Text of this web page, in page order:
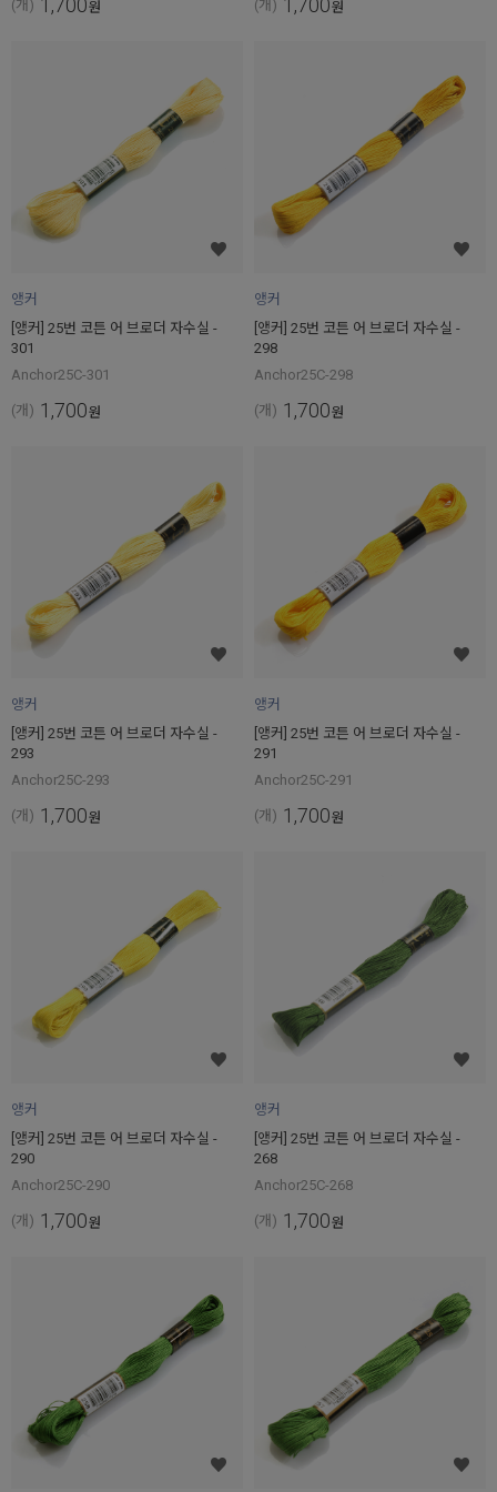
(개) 1,700원 (개) 1,700원
앵커
[앵커] 25번 코튼 어 브로더 자수실 -
301
Anchor25C-301
(개) 1,700원
앵커
[앵커] 25번 코튼 어 브로더 자수실 -
298
Anchor25C-298
(개) 1,700원
앵커
[앵커] 25번 코튼 어 브로더 자수실 -
293
Anchor25C-293
(개) 1,700원
앵커
[앵커] 25번 코튼 어 브로더 자수실 -
291
Anchor25C-291
(개) 1,700원
앵커
[앵커] 25번 코튼 어 브로더 자수실 -
290
Anchor25C-290
(개) 1,700원
앵커
[앵커] 25번 코튼 어 브로더 자수실 -
268
Anchor25C-268
(개) 1,700원